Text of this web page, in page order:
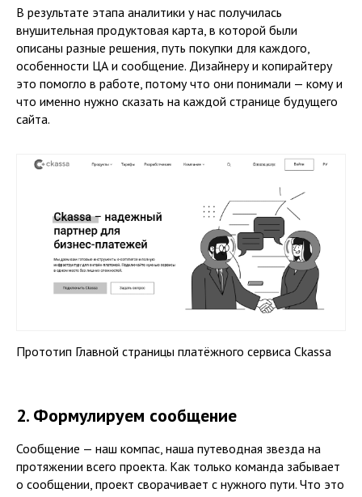
В результате этапа аналитики у нас получилась
внушительная продуктовая карта, в которой были
описаны разные решения, путь покупки для каждого,
особенности ЦА и сообщение. Дизайнеру и копирайтеру
это помогло в работе, потому что они понимали — кому и
что именно нужно сказать на каждой странице будущего
сайта.
Прототип Главной страницы платёжного сервиса Ckassa
2. Формулируем сообщение
Сообщение — наш компас, наша путеводная звезда на
протяжении всего проекта. Как только команда забывает
о сообщении, проект сворачивает с нужного пути. Что это